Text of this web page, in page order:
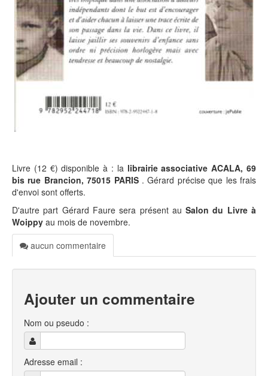
Livre (12 €) disponible à : la librairie associative ACALA, 69
bis rue Brancion, 75015 PARIS. Gérard précise que les frais
d'envoi sont offerts.
D'autre part Gérard Faure sera présent auSalon du Livre à
Woippy au mois de novembre.
aucun commentaire
Ajouter un commentaire
Nom ou pseudo :
Adresse email :